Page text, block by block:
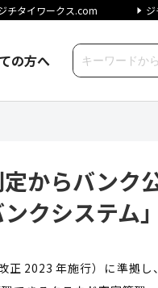
チタイワークス.com
の方へ
からバンク
クシステム」
正 2023 年施行）に準拠